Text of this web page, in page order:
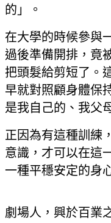
的」。
在大學的時候參與
過後準備開排，竟
把頭髮給剪短了。
早就對照顧身體保
是我自己的、我父
正因為有這種訓練
意識，才可以在這
一種平穩安定的身
劇場人，興於百業